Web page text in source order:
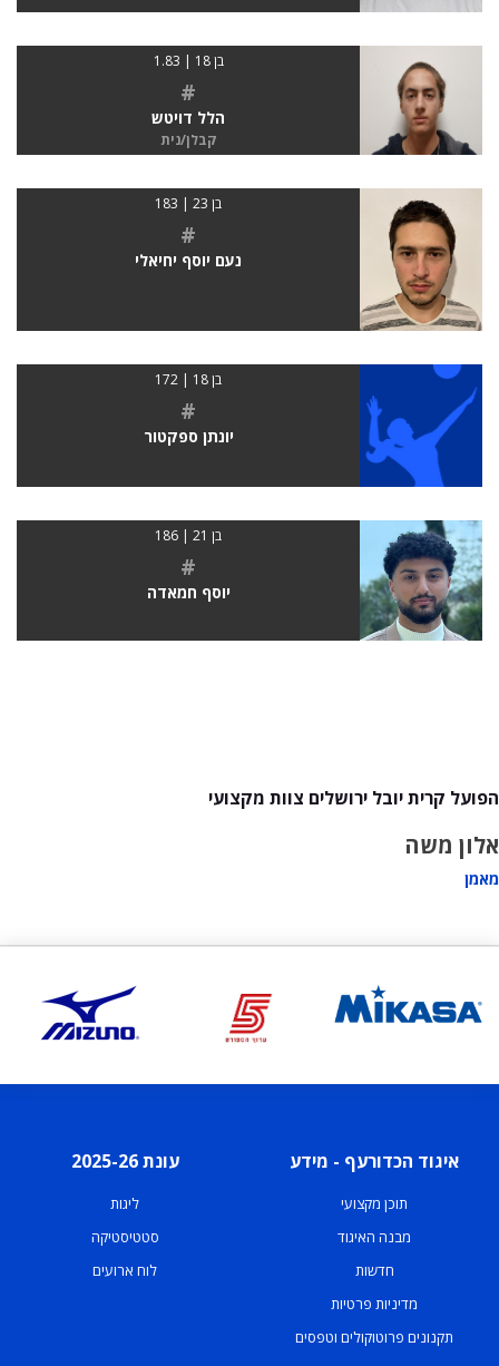
בן 18 | 1.83
#
הלל דויטש
קבלן/נית
בן 23 | 183
#
נעם יוסף יחיאלי
בן 18 | 172
#
יונתן ספקטור
בן 21 | 186
#
יוסף חמאדה
הפועל קרית יובל ירושלים צוות מקצועי
אלון משה
מאמן
איגוד הכדורעף - מידע
תוכן מקצועי
מבנה האיגוד
חדשות
מדיניות פרטיות
תקנונים פרוטוקולים וטפסים
עונת 2025-26
ליגות
סטטיסטיקה
לוח ארועים